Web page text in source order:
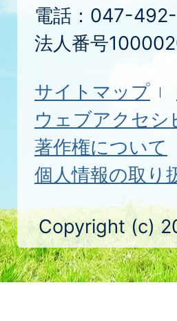
電話：047-492-
法人番号
サイトマップ
ウェブアクセシ
著作権について
個人情報の取り
Copyright (c)